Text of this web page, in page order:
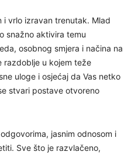
i vrlo izravan trenutak. Mlad
snažno aktivira temu
osobnog smjera i načina na
razdoblje u kojem teže
uloge i osjećaj da Vas netko
stvari postave otvoreno
jasnim odnosom i
Sve što je razvlačeno,